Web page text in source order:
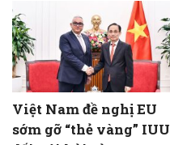
Việt Nam đề nghị EU
sớm gỡ “thẻ vàng” IUU